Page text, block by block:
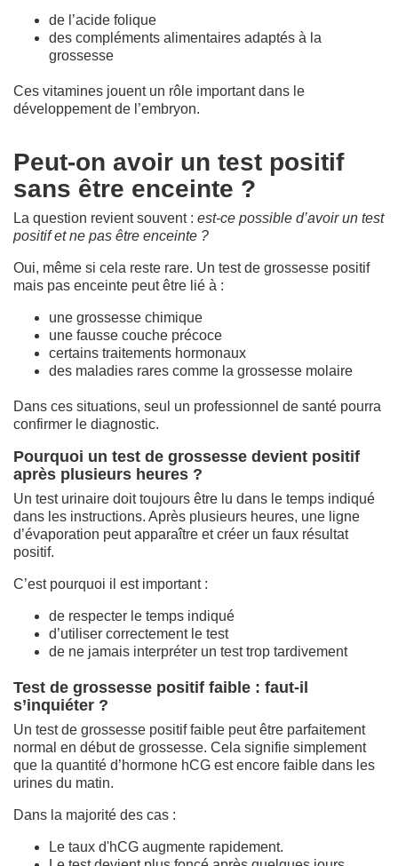
de l’acide folique
des compléments alimentaires adaptés à la
grossesse
Ces vitamines jouent un rôle important dans le
développement de l’embryon.
Peut-on avoir un test positif
sans être enceinte ?
La question revient souvent : est-ce possible d’avoir un test
positif et ne pas être enceinte ?
Oui, même si cela reste rare. Un test de grossesse positif
mais pas enceinte peut être lié à :
une grossesse chimique
une fausse couche précoce
certains traitements hormonaux
des maladies rares comme la grossesse molaire
Dans ces situations, seul un professionnel de santé pourra
confirmer le diagnostic.
Pourquoi un test de grossesse devient positif
après plusieurs heures ?
Un test urinaire doit toujours être lu dans le temps indiqué
dans les instructions. Après plusieurs heures, une ligne
d’évaporation peut apparaître et créer un faux résultat
positif.
C’est pourquoi il est important :
de respecter le temps indiqué
d’utiliser correctement le test
de ne jamais interpréter un test trop tardivement
Test de grossesse positif faible : faut-il
s’inquiéter ?
Un test de grossesse positif faible peut être parfaitement
normal en début de grossesse. Cela signifie simplement
que la quantité d’hormone hCG est encore faible dans les
urines du matin.
Dans la majorité des cas :
Le taux d'hCG augmente rapidement.